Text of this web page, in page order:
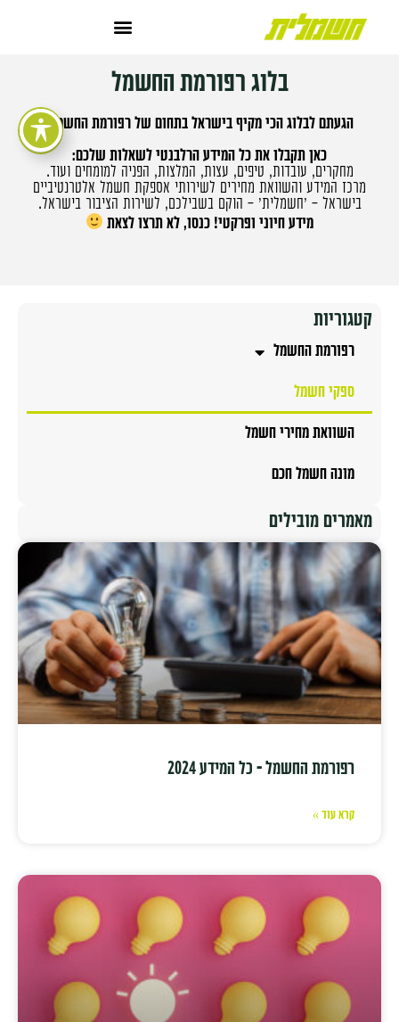
בלוג רפורמת החשמל
הגעתם לבלוג הכי מקיף בישראל בתחום של רפורמת החשמל.
כאן תקבלו את כל המידע הרלבנטי לשאלות שלכם:
מחקרים, עובדות, טיפים, עצות, המלצות, הפניה למומחים ועוד.
מרכז המידע והשוואת מחירים לשירותי אספקת חשמל אלטרנטיביים
בישראל – 'חשמלית' – הוקם בשבילכם, לשירות הציבור בישראל.
מידע חיוני ופרקטי! כנסו, לא תרצו לצאת
קטגוריות
רפורמת החשמל
ספקי חשמל
השוואת מחירי חשמל
מונה חשמל חכם
מאמרים מובילים
רפורמת החשמל – כל המידע 2024
קרא עוד »